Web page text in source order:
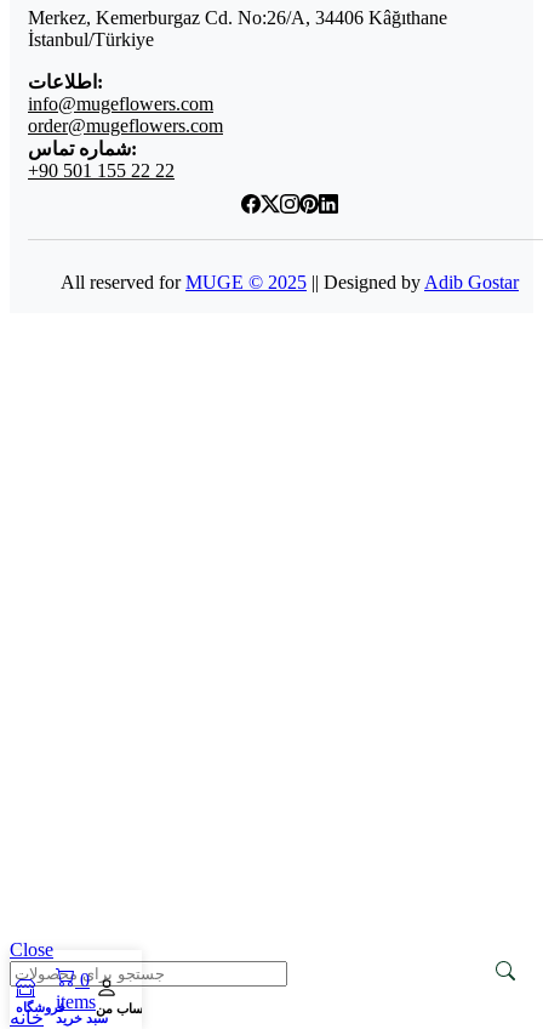
Merkez, Kemerburgaz Cd. No:26/A, 34406 Kâğıthane
İstanbul/Türkiye
اطلاعات:
info@mugeflowers.com
order@mugeflowers.com
شماره تماس:
+90 501 155 22 22
All reserved forMUGE © 2025 || Designed by Adib Gostar
Close
خانه
فروشگاه
0
items
سبد خرید
حساب من